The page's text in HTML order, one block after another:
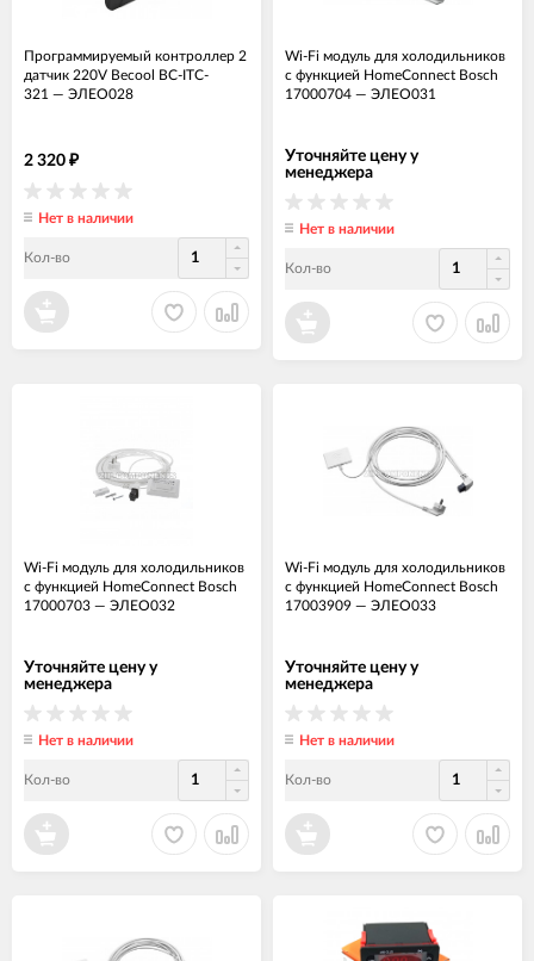
Программируемый контроллер 2
датчик 220V Becool BC-ITC-
321 — ЭЛЕО028
2 320 ₽
Нет в наличии
Кол-во
Wi-Fi модуль для холодильников
с функцией HomeConnect Bosch
17000704 — ЭЛЕО031
Уточняйте цену у
менеджера
Нет в наличии
Кол-во
Wi-Fi модуль для холодильников
с функцией HomeConnect Bosch
17000703 — ЭЛЕО032
Уточняйте цену у
менеджера
Нет в наличии
Кол-во
Wi-Fi модуль для холодильников
с функцией HomeConnect Bosch
17003909 — ЭЛЕО033
Уточняйте цену у
менеджера
Нет в наличии
Кол-во